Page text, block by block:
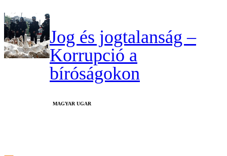
Jog és jogtalanság –
Korrupció a
bíróságokon
MAGYAR UGAR